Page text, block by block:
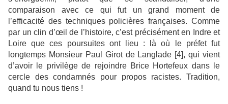
comparaison avec ce qui fut un grand moment de
l’efficacité des techniques policières françaises. Comme
par un clin d’œil de l’histoire, c’est précisément en Indre et
Loire que ces poursuites ont lieu : là où le préfet fut
longtemps Monsieur Paul Girot de Langlade [4], qui vient
d’avoir le privilège de rejoindre Brice Hortefeux dans le
cercle des condamnés pour propos racistes. Tradition,
quand tu nous tiens !